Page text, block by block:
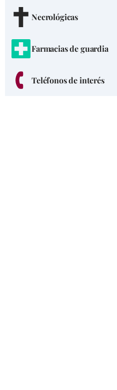
Necrológicas
Farmacias de guardia
Teléfonos de interés